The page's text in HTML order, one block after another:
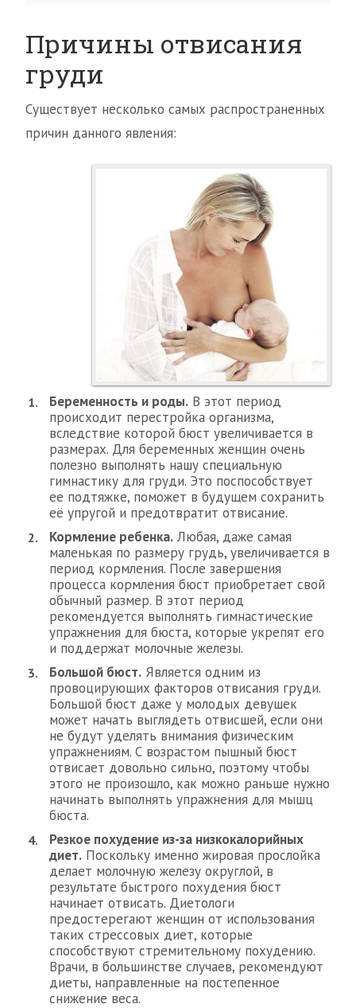
Причины отвисания
груди
Существует несколько самых распространенных
причин данного явления:
Беременность и роды. В этот период
происходит перестройка организма,
вследствие которой бюст увеличивается в
размерах. Для беременных женщин очень
полезно выполнять нашу специальную
гимнастику для груди. Это поспособствует
ее подтяжке, поможет в будущем сохранить
её упругой и предотвратит отвисание.
Кормление ребенка. Любая, даже самая
маленькая по размеру грудь, увеличивается в
период кормления. После завершения
процесса кормления бюст приобретает свой
обычный размер. В этот период
рекомендуется выполнять гимнастические
упражнения для бюста, которые укрепят его
и поддержат молочные железы.
Большой бюст. Является одним из
провоцирующих факторов отвисания груди.
Большой бюст даже у молодых девушек
может начать выглядеть отвисшей, если они
не будут уделять внимания физическим
упражнениям. С возрастом пышный бюст
отвисает довольно сильно, поэтому чтобы
этого не произошло, как можно раньше нужно
начинать выполнять упражнения для мышц
бюста.
Резкое похудение из-за низкокалорийных
диет. Поскольку именно жировая прослойка
делает молочную железу округлой, в
результате быстрого похудения бюст
начинает отвисать. Диетологи
предостерегают женщин от использования
таких стрессовых диет, которые
способствуют стремительному похудению.
Врачи, в большинстве случаев, рекомендуют
диеты, направленные на постепенное
снижение веса.